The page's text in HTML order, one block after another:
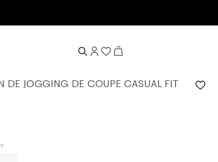
DE JOGGING DE COUPE CASUAL FIT